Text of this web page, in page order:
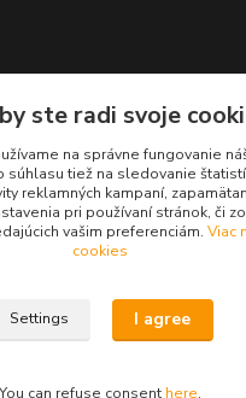
709 534
hod.) or Whatsap 24/7
ste radi svoje
na správne fungovanie
súhlasu tiež na sledovanie
reklamných kampaní,
pri používaní stránok, či
vašim preferenciám. Viac
cookies
Settings I agree
You can refuse consent here.